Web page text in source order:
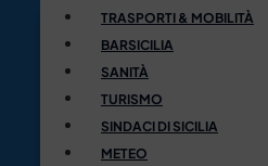
TRASPORTI & MOBILITÀ
BARSICILIA
SANITÀ
TURISMO
SINDACI DI SICILIA
METEO